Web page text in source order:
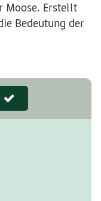
Moose. Erstellt
Bedeutung der